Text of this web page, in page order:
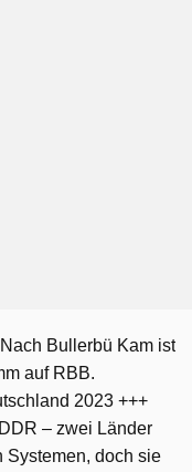
Bullerbü Kam ist
auf RBB.
2023 +++
– zwei Länder
Systemen, doch sie